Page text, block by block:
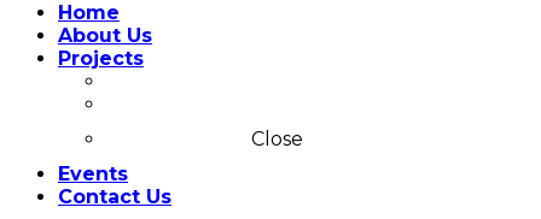
Home
About Us
Projects
Close
Events
Contact Us